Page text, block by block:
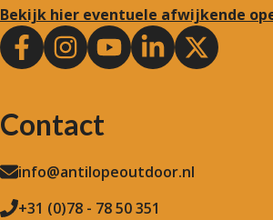
Bekijk hier eventuele afwijkende
Contact
info@antilopeoutdoor.nl
+31 (0)78 - 78 50 351